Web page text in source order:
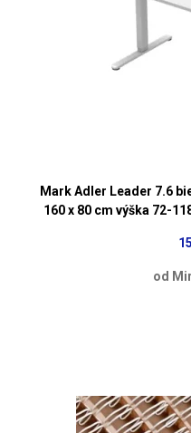
Mark Adler Leader 7.6
160 x 80 cm výška 72-
od